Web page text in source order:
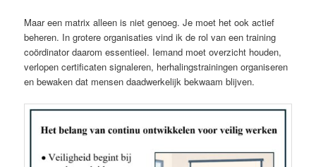
Maar een matrix alleen is niet genoeg. Je moet het ook actief
beheren. In grotere organisaties vind ik de rol van een training
coördinator daarom essentieel. Iemand moet overzicht houden,
verlopen certificaten signaleren, herhalingstrainingen organiseren
en bewaken dat mensen daadwerkelijk bekwaam blijven.